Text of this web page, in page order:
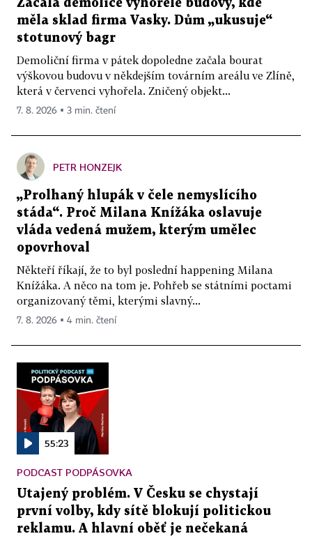
Začala demolice vyhořelé budovy, kde
měla sklad firma Vasky. Dům „ukusuje“
stotunový bagr
Demoliční firma v pátek dopoledne začala bourat
výškovou budovu v někdejším továrním areálu ve Zlíně,
která v červenci vyhořela. Zničený objekt...
7. 8. 2026 ▪ 3 min. čtení
PETR HONZEJK
„Prolhaný hlupák v čele nemyslícího
stáda“. Proč Milana Knížáka oslavuje
vláda vedená mužem, kterým umělec
opovrhoval
Někteří říkají, že to byl poslední happening Milana
Knížáka. A něco na tom je. Pohřeb se státními poctami
organizovaný těmi, kterými slavný...
7. 8. 2026 ▪ 4 min. čtení
55:23
PODCAST PODPÁSOVKA
Utajený problém. V Česku se chystají
první volby, kdy sítě blokují politickou
reklamu. A hlavní oběť je nečekaná